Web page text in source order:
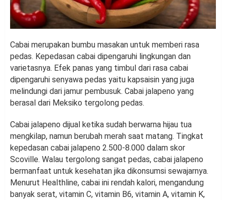
Cabai merupakan bumbu masakan untuk memberi rasa
pedas. Kepedasan cabai dipengaruhi lingkungan dan
varietasnya. Efek panas yang timbul dari rasa cabai
dipengaruhi senyawa pedas yaitu kapsaisin yang juga
melindungi dari jamur pembusuk. Cabai jalapeno yang
berasal dari Meksiko tergolong pedas.
Cabai jalapeno dijual ketika sudah berwarna hijau tua
mengkilap, namun berubah merah saat matang. Tingkat
kepedasan cabai jalapeno 2.500-8.000 dalam skor
Scoville. Walau tergolong sangat pedas, cabai jalapeno
bermanfaat untuk kesehatan jika dikonsumsi sewajarnya.
Menurut Healthline, cabai ini rendah kalori, mengandung
banyak serat, vitamin C, vitamin B6, vitamin A, vitamin K,